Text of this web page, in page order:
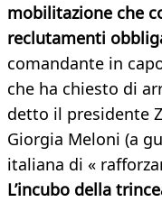
mobilitazione che
reclutamenti
comandante in
che ha chiesto di
detto il presidente
Giorgia Meloni (a
italiana di «
L’incubo della